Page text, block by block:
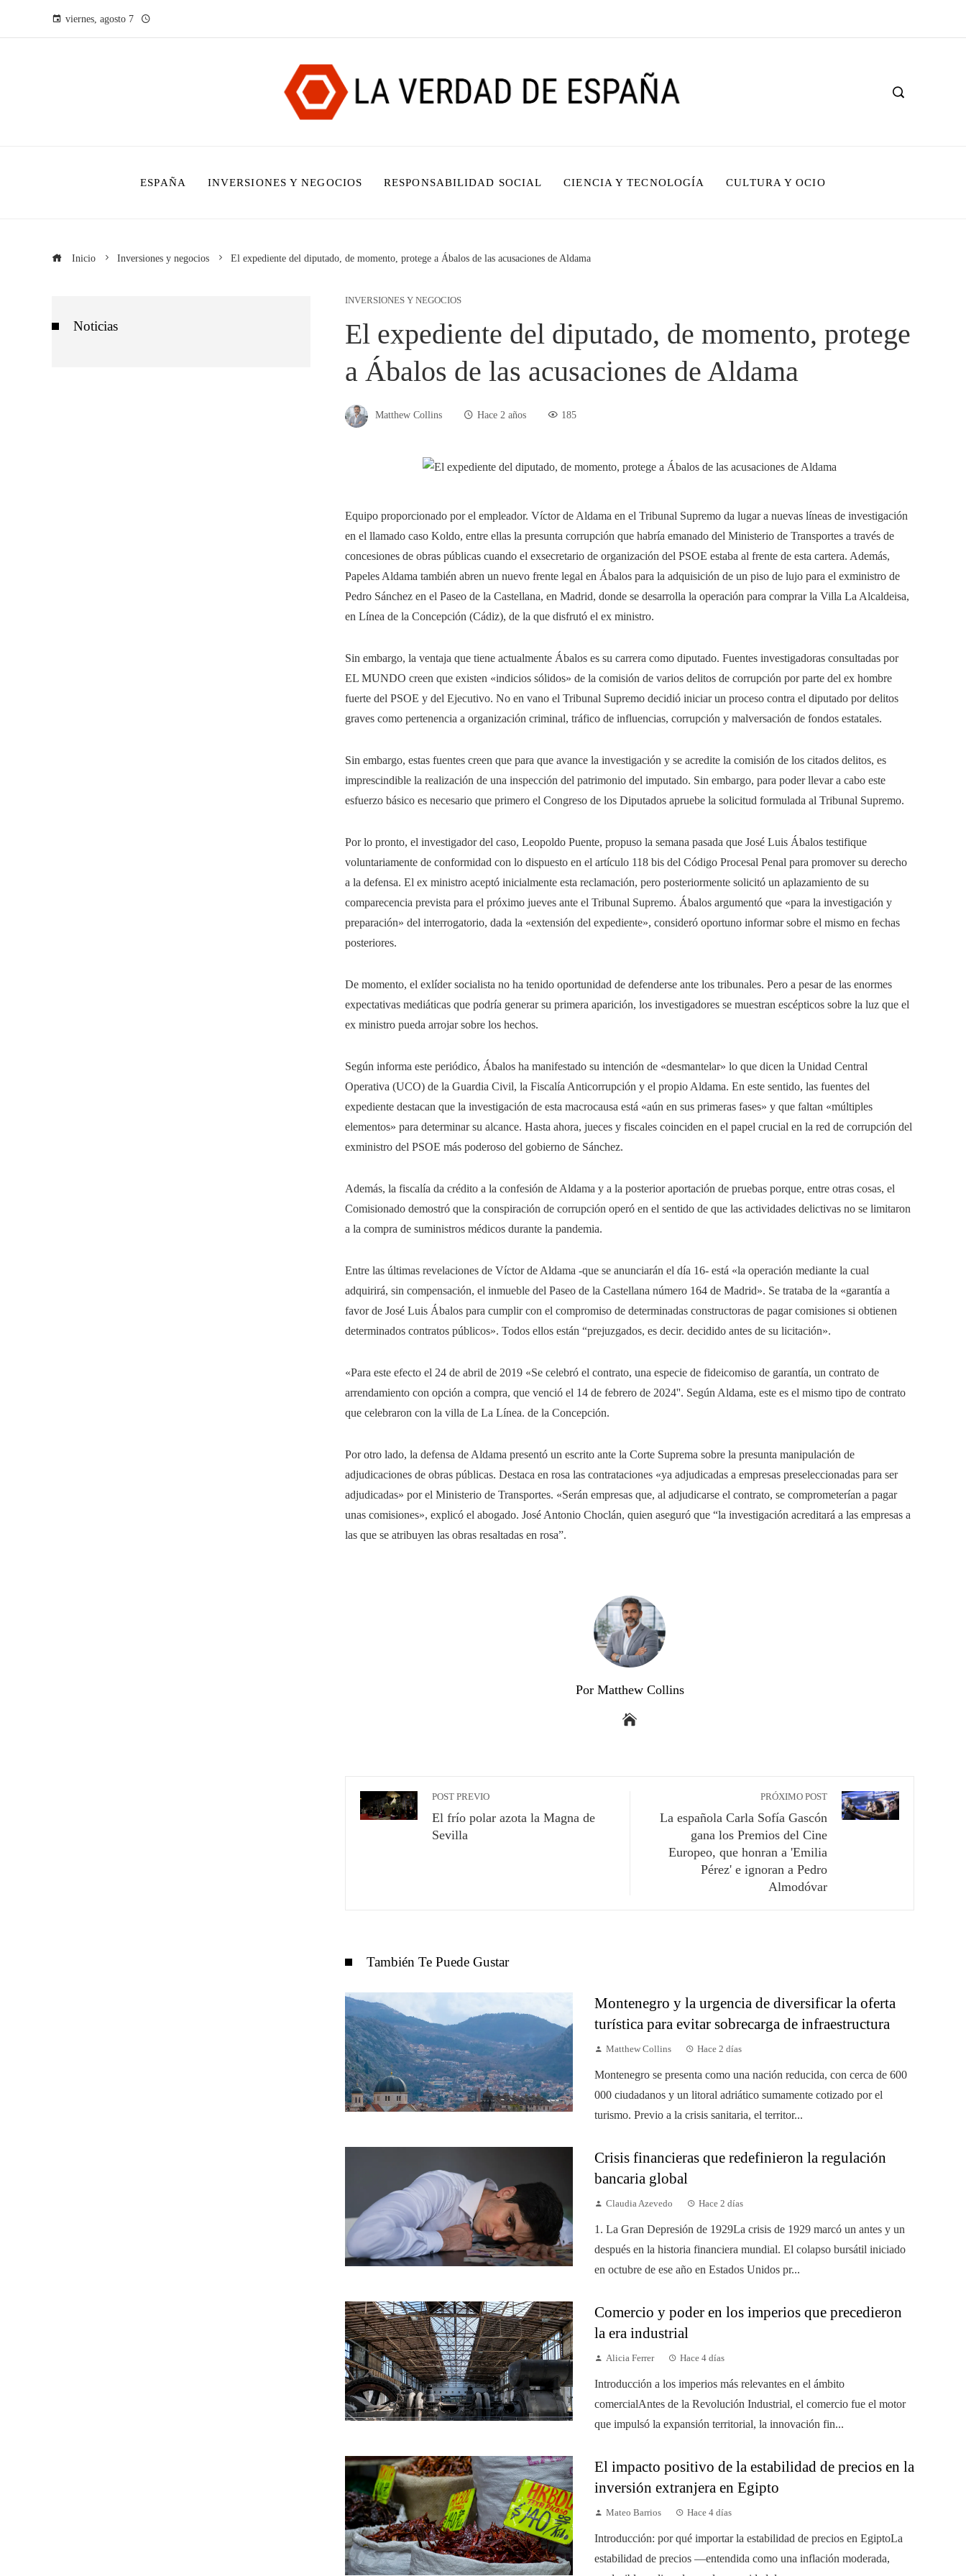
viernes, agosto 7
ESPAÑA INVERSIONES Y NEGOCIOS RESPONSABILIDAD SOCIAL CIENCIA Y TECNOLOGÍA CULTURA Y OCIO
Inicio Inversiones y negocios El expediente del diputado, de momento, protege a Ábalos de las acusaciones de Aldama
INVERSIONES Y NEGOCIOS
El expediente del diputado, de momento, protege
a Ábalos de las acusaciones de Aldama
Matthew Collins Hace 2 años 185
Equipo proporcionado por el empleador. Víctor de Aldama en el Tribunal Supremo da lugar a nuevas líneas de investigación
en el llamado caso Koldo, entre ellas la presunta corrupción que habría emanado del Ministerio de Transportes a través de
concesiones de obras públicas cuando el exsecretario de organización del PSOE estaba al frente de esta cartera. Además,
Papeles Aldama también abren un nuevo frente legal en Ábalos para la adquisición de un piso de lujo para el exministro de
Pedro Sánchez en el Paseo de la Castellana, en Madrid, donde se desarrolla la operación para comprar la Villa La Alcaldeisa,
en Línea de la Concepción (Cádiz), de la que disfrutó el ex ministro.
Sin embargo, la ventaja que tiene actualmente Ábalos es su carrera como diputado. Fuentes investigadoras consultadas por
EL MUNDO creen que existen «indicios sólidos» de la comisión de varios delitos de corrupción por parte del ex hombre
fuerte del PSOE y del Ejecutivo. No en vano el Tribunal Supremo decidió iniciar un proceso contra el diputado por delitos
graves como pertenencia a organización criminal, tráfico de influencias, corrupción y malversación de fondos estatales.
Sin embargo, estas fuentes creen que para que avance la investigación y se acredite la comisión de los citados delitos, es
imprescindible la realización de una inspección del patrimonio del imputado. Sin embargo, para poder llevar a cabo este
esfuerzo básico es necesario que primero el Congreso de los Diputados apruebe la solicitud formulada al Tribunal Supremo.
Por lo pronto, el investigador del caso, Leopoldo Puente, propuso la semana pasada que José Luis Ábalos testifique
voluntariamente de conformidad con lo dispuesto en el artículo 118 bis del Código Procesal Penal para promover su derecho
a la defensa. El ex ministro aceptó inicialmente esta reclamación, pero posteriormente solicitó un aplazamiento de su
comparecencia prevista para el próximo jueves ante el Tribunal Supremo. Ábalos argumentó que «para la investigación y
preparación» del interrogatorio, dada la «extensión del expediente», consideró oportuno informar sobre el mismo en fechas
posteriores.
De momento, el exlíder socialista no ha tenido oportunidad de defenderse ante los tribunales. Pero a pesar de las enormes
expectativas mediáticas que podría generar su primera aparición, los investigadores se muestran escépticos sobre la luz que el
ex ministro pueda arrojar sobre los hechos.
Según informa este periódico, Ábalos ha manifestado su intención de «desmantelar» lo que dicen la Unidad Central
Operativa (UCO) de la Guardia Civil, la Fiscalía Anticorrupción y el propio Aldama. En este sentido, las fuentes del
expediente destacan que la investigación de esta macrocausa está «aún en sus primeras fases» y que faltan «múltiples
elementos» para determinar su alcance. Hasta ahora, jueces y fiscales coinciden en el papel crucial en la red de corrupción del
exministro del PSOE más poderoso del gobierno de Sánchez.
Además, la fiscalía da crédito a la confesión de Aldama y a la posterior aportación de pruebas porque, entre otras cosas, el
Comisionado demostró que la conspiración de corrupción operó en el sentido de que las actividades delictivas no se limitaron
a la compra de suministros médicos durante la pandemia.
Entre las últimas revelaciones de Víctor de Aldama -que se anunciarán el día 16- está «la operación mediante la cual
adquirirá, sin compensación, el inmueble del Paseo de la Castellana número 164 de Madrid». Se trataba de la «garantía a
favor de José Luis Ábalos para cumplir con el compromiso de determinadas constructoras de pagar comisiones si obtienen
determinados contratos públicos». Todos ellos están “prejuzgados, es decir. decidido antes de su licitación».
«Para este efecto el 24 de abril de 2019 «Se celebró el contrato, una especie de fideicomiso de garantía, un contrato de
arrendamiento con opción a compra, que venció el 14 de febrero de 2024''. Según Aldama, este es el mismo tipo de contrato
que celebraron con la villa de La Línea. de la Concepción.
Por otro lado, la defensa de Aldama presentó un escrito ante la Corte Suprema sobre la presunta manipulación de
adjudicaciones de obras públicas. Destaca en rosa las contrataciones «ya adjudicadas a empresas preseleccionadas para ser
adjudicadas» por el Ministerio de Transportes. «Serán empresas que, al adjudicarse el contrato, se comprometerían a pagar
unas comisiones», explicó el abogado. José Antonio Choclán, quien aseguró que “la investigación acreditará a las empresas a
las que se atribuyen las obras resaltadas en rosa”.
Por Matthew Collins
POST PREVIO
El frío polar azota la Magna de
Sevilla
PRÓXIMO POST
La española Carla Sofía Gascón
gana los Premios del Cine
Europeo, que honran a 'Emilia
Pérez' e ignoran a Pedro
Almodóvar
También Te Puede Gustar
Montenegro y la urgencia de diversificar la oferta
turística para evitar sobrecarga de infraestructura
Matthew Collins Hace 2 días
Montenegro se presenta como una nación reducida, con cerca de 600
000 ciudadanos y un litoral adriático sumamente cotizado por el
turismo. Previo a la crisis sanitaria, el territor...
Crisis financieras que redefinieron la regulación
bancaria global
Claudia Azevedo Hace 2 días
1. La Gran Depresión de 1929La crisis de 1929 marcó un antes y un
después en la historia financiera mundial. El colapso bursátil iniciado
en octubre de ese año en Estados Unidos pr...
Comercio y poder en los imperios que precedieron
la era industrial
Alicia Ferrer Hace 4 días
Introducción a los imperios más relevantes en el ámbito
comercialAntes de la Revolución Industrial, el comercio fue el motor
que impulsó la expansión territorial, la innovación fin...
El impacto positivo de la estabilidad de precios en la
inversión extranjera en Egipto
Mateo Barrios Hace 4 días
Introducción: por qué importar la estabilidad de precios en EgiptoLa
estabilidad de precios —entendida como una inflación moderada,
Noticias